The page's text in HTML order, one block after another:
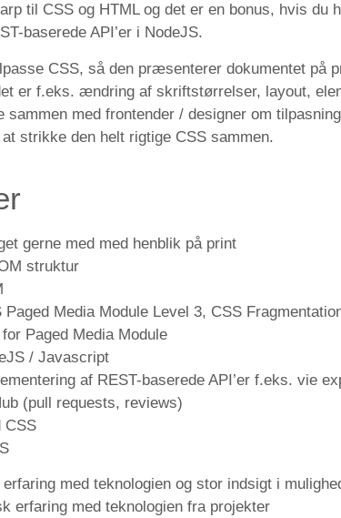
til CSS og HTML og det er en bonus, hvis du
baserede API’er i NodeJS.
CSS, så den præsenterer dokumentet på
er f.eks. ændring af skriftstørrelser, layout,
sammen med frontender / designer om
strikke den helt rigtige CSS sammen.
gerne med med henblik på print
struktur
Media Module Level 3, CSS
Paged Media Module
/ Javascript
af REST-baserede API’er f.eks. vie
(pull requests, reviews)
CSS
med teknologien og stor indsigt i
erfaring med teknologien fra projekter